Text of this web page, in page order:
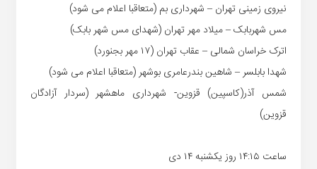
نیروی زمینی تهران – شهرداری بم (متعاقبا اعلام می شود)
مس شهربابک – میلاد مهر تهران (شهدای مس شهر بابک)
اترک خراسان شمالی – عقاب تهران (۱۷ مهر بجنورد)
شهدا بابلسر – شاهین بندرعامری بوشهر (متعاقبا اعلام می شود)
شمس آذر(کاسپین) قزوین- شهرداری ماهشهر (سردار آزادگان
قزوین)
ساعت ۱۴:۱۵ روز یکشنبه ۱۴ دی